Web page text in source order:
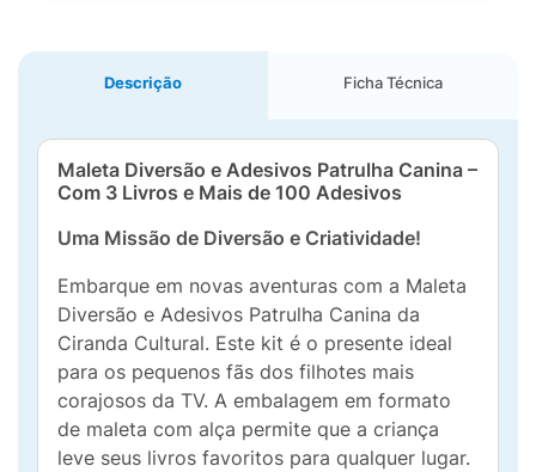
Descrição Ficha Técnica
Maleta Diversão e Adesivos Patrulha Canina –
Com 3 Livros e Mais de 100 Adesivos
Uma Missão de Diversão e Criatividade!
Embarque em novas aventuras com a Maleta
Diversão e Adesivos Patrulha Canina da
Ciranda Cultural. Este kit é o presente ideal
para os pequenos fãs dos filhotes mais
corajosos da TV. A embalagem em formato
de maleta com alça permite que a criança
leve seus livros favoritos para qualquer lugar.